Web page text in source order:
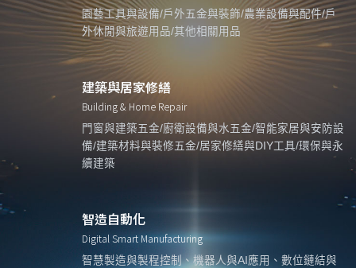
園藝工具與設備/戶外五金與裝飾/農業設備與配件/戶
外休閒與旅遊用品/其他相關用品
建築與居家修繕
Building & Home Repair
門窗與建築五金/廚衛設備與水五金/智能家居與安防設
備/建築材料與裝修五金/居家修繕與DIY工具/環保與永
續建築
智造自動化
Digital Smart Manufacturing
智慧製造與製程控制、機器人與AI應用、數位鏈結與